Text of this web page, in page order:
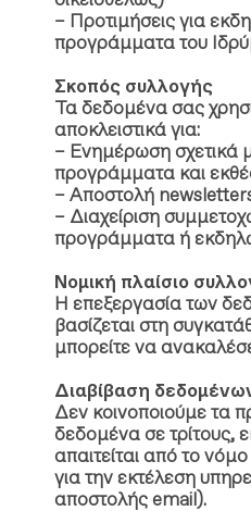
– Προτιμήσεις για
προγράμματα του
Σκοπός συλλογής
Τα δεδομένα σας
αποκλειστικά για:
– Ενημέρωση σχετικά
προγράμματα και
– Αποστολή
– Διαχείριση
προγράμματα ή
Νομική πλαίσιο
Η επεξεργασία των
βασίζεται στη
μπορείτε να
Διαβίβαση
Δεν κοινοποιούμε τα
δεδομένα σε τρίτους,
απαιτείται από το
για την εκτέλεση
αποστολής email).